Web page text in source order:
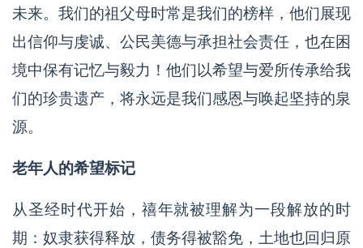
未来。我们的祖父母时常是我们的榜样，他们展现
出信仰与虔诚、公民美德与承担社会责任，也在困
境中保有记忆与毅力！他们以希望与爱所传承给我
们的珍贵遗产，将永远是我们感恩与唤起坚持的泉
源。
老年人的希望标记
从圣经时代开始，禧年就被理解为一段解放的时
期：奴隶获得释放，债务得被豁免，土地也回归原